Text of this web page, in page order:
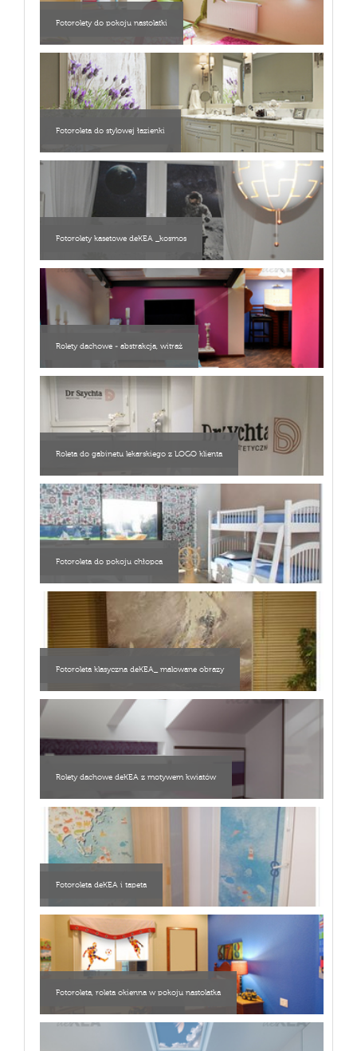
Fotorolety do pokoju nastolatki
Fotoroleta do stylowej łazienki
Fotorolety kasetowe deKEA _kosmos
Rolety dachowe - abstrakcja, witraż
Roleta do gabinetu lekarskiego z LOGO klienta
Fotoroleta do pokoju chłopca
Fotoroleta klasyczna deKEA_ malowane obrazy
Rolety dachowe deKEA z motywem kwiatów
Fotoroleta deKEA i tapeta
Fotoroleta, roleta okienna w pokoju nastolatka